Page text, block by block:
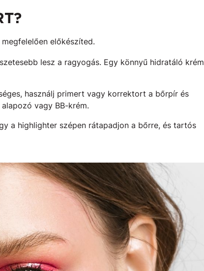
előkészíted.
lesz a ragyogás. Egy könnyű hidratáló krém
használj primert vagy korrektort a bőrpír és
vagy BB-krém.
a highlighter szépen rátapadjon a bőrre, és tartós